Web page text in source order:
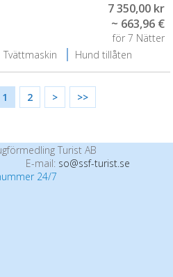
7 350,00 kr
~ 663,96 €
för 7 Nätter
Tvättmaskin Hund tillåten
1 2 > >>
Turist AB
E-mail: so@ssf-turist.se
24/7